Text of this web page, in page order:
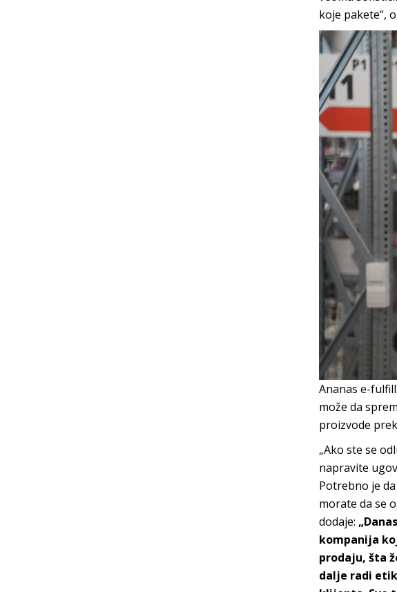
koje pakete“,
Ananas e-
može da
proizvode
„Ako ste se
napravite
Potrebno je
morate da se
dodaje:
kompanija
prodaju, šta
dalje radi